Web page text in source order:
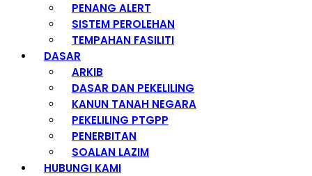
PENANG ALERT
SISTEM PEROLEHAN
TEMPAHAN FASILITI
DASAR
ARKIB
DASAR DAN PEKELILING
KANUN TANAH NEGARA
PEKELILING PTGPP
PENERBITAN
SOALAN LAZIM
HUBUNGI KAMI